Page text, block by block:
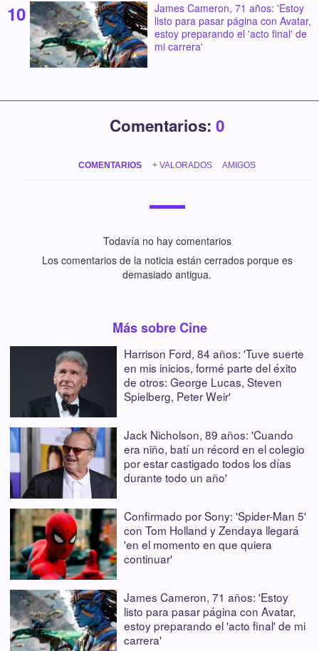
James Cameron, 71 años: 'Estoy
listo para pasar página con Avatar,
estoy preparando el 'acto final' de
mi carrera'
Comentarios: 0
COMENTARIOS + VALORADOS AMIGOS
Todavía no hay comentarios
Los comentarios de la noticia están cerrados porque es
demasiado antigua.
Más sobre Cine
Harrison Ford, 84 años: 'Tuve suerte
en mis inicios, formé parte del éxito
de otros: George Lucas, Steven
Spielberg, Peter Weir'
Jack Nicholson, 89 años: 'Cuando
era niño, batí un récord en el colegio
por estar castigado todos los días
durante todo un año'
Confirmado por Sony: 'Spider-Man 5'
con Tom Holland y Zendaya llegará
'en el momento en que quiera
continuar'
James Cameron, 71 años: 'Estoy
listo para pasar página con Avatar,
estoy preparando el 'acto final' de mi
carrera'